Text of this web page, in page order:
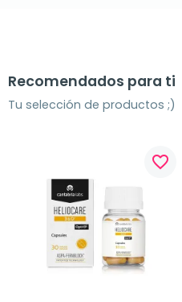
Recomendados para ti
Tu selección de productos ;)
favorite_border